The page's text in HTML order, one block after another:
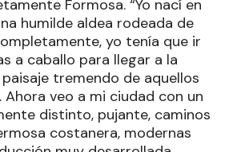
Formosa. “Yo nací en
humilde aldea rodeada de
yo tenía que ir
a caballo para llegar a la
tremendo de aquellos
Ahora veo a mi ciudad con un
distinto, pujante, caminos
costanera, modernas